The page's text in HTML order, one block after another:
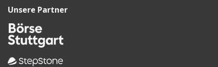
Unsere Partner